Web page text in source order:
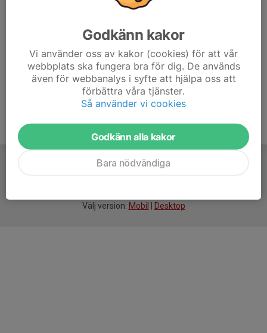
Välj version: Mobil Desktop
Godkänn kakor
Vi använder oss av kakor (cookies) för att vår
webbplats ska fungera bra för dig. De används
även för webbanalys i syfte att hjälpa oss att
förbättra våra tjänster.
Så använder vi cookies
Godkänn alla kakor
Bara nödvändiga